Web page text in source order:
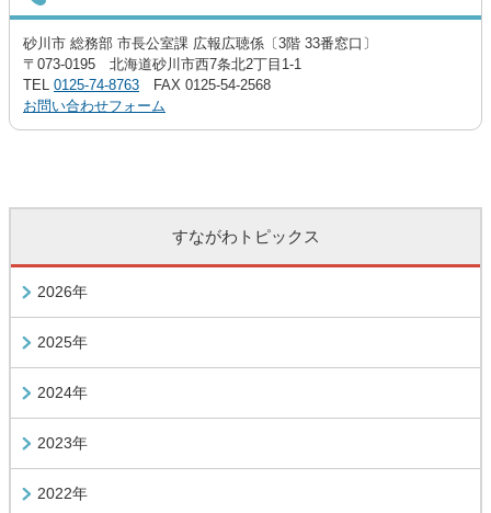
砂川市 総務部 市長公室課 広報広聴係〔3階 33番窓口〕
〒073-0195 北海道砂川市西7条北2丁目1-1
TEL 0125-74-8763 FAX 0125-54-2568
お問い合わせフォーム
すながわトピックス
2026年
2025年
2024年
2023年
2022年